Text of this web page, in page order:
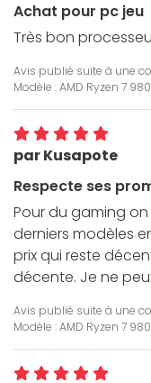
Achat pour pc jeu
Très bon
Avis publié suite à une
Modèle : AMD Ryzen 7
par Kusapote
Respecte ses
Pour du gaming
derniers modèles
prix qui reste
décente. Je ne
Avis publié suite à une
Modèle : AMD Ryzen 7